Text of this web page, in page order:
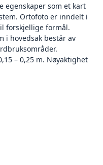
egenskaper som et kart
Ortofoto er inndelt i
forskjellige formål.
i hovedsak består av
– 0,25 m. Nøyaktighet